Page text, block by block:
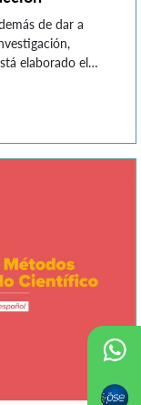
de dar a
elaborado el
los
[…]